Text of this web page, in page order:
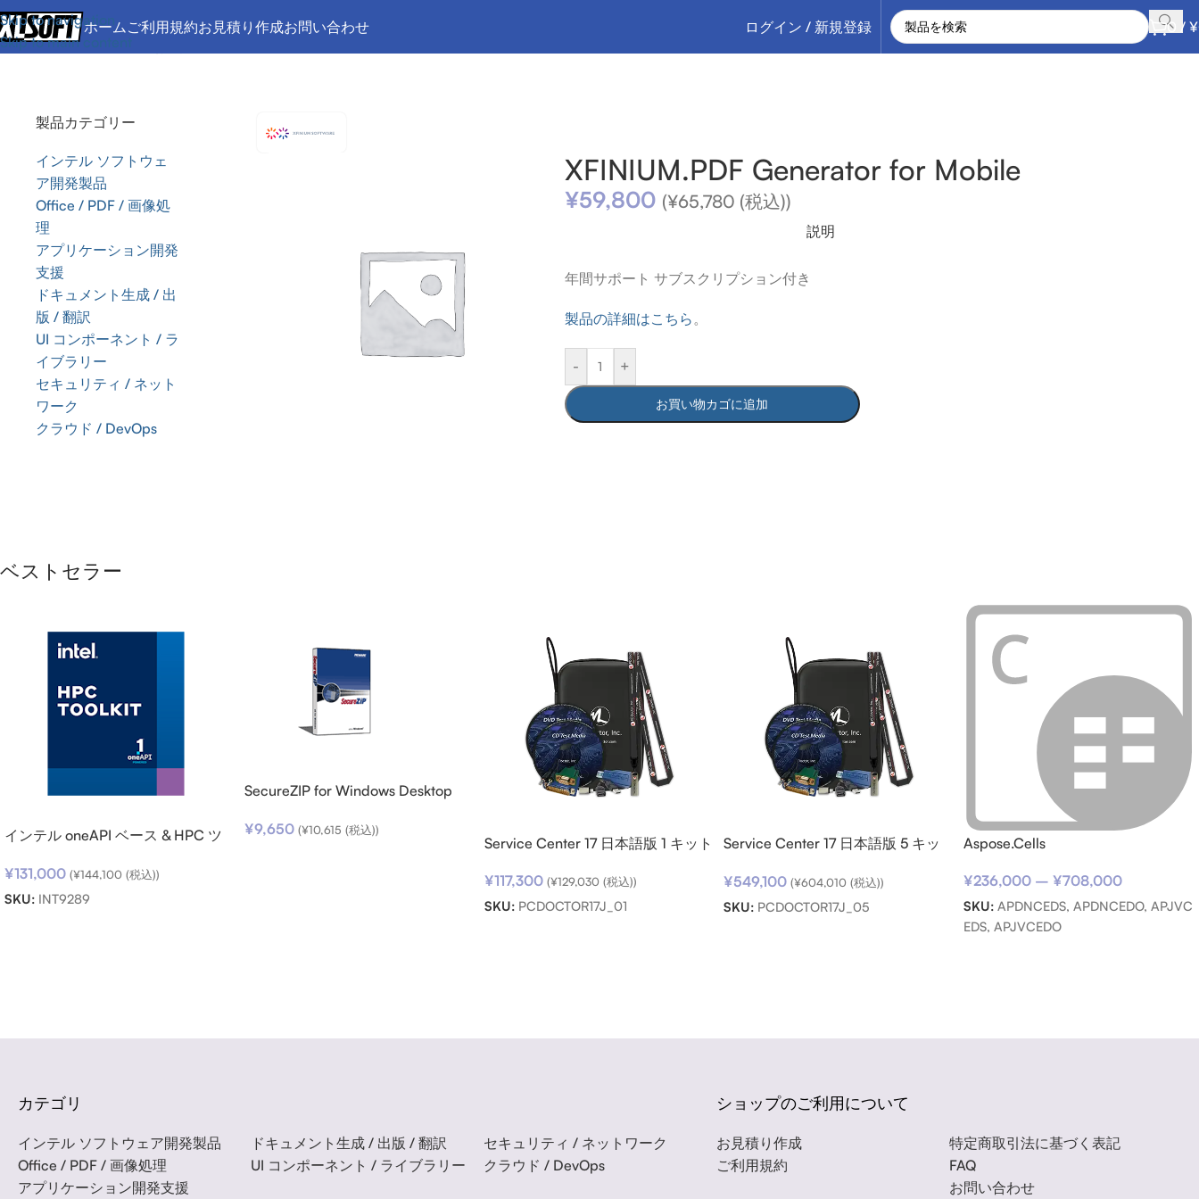
Skip to navigation
Skip to main content
ホーム ご利用規約お見積り作成お問い合わせ ログイン / 新規登録 0 / ¥
ホーム/Office / PDF / 画像処理
製品カテゴリー
インテル ソフトウェ
ア開発製品
Office / PDF / 画像処
理
アプリケーション開発
支援
ドキュメント生成 / 出
版 / 翻訳
UI コンポーネント / ラ
イブラリー
セキュリティ / ネット
ワーク
クラウド / DevOps
XFINIUM.PDF Generator for Mobile
¥59,800 (¥65,780 (税込))
説明
年間サポート サブスクリプション付き
製品の詳細はこちら 。
- +
お買い物カゴに追加
ベストセラー
インテル oneAPI ベース & HPC ツ
(期限内更新用)
¥131,000 (¥144,100 (税込))
SKU: INT9289
SecureZIP for Windows Desktop
¥9,650 (¥10,615 (税込))
Service Center 17 日本語版 1 キット
¥117,300 (¥129,030(税込))
SKU: PCDOCTOR17J_01
Service Center 17 日本語版 5 キッ
¥549,100 (¥604,010 (税込))
SKU: PCDOCTOR17J_05
Aspose.Cells
¥236,000 –¥708,000
SKU:APDNCEDS, APDNCEDO, APJVC
EDS, APJVCEDO
カテゴリ
インテル ソフトウェア開発製品
Office / PDF / 画像処理
アプリケーション開発支援
ドキュメント生成 / 出版 / 翻訳
UI コンポーネント / ライブラリー
セキュリティ / ネットワーク
クラウド / DevOps
ショップのご利用について
お見積り作成
ご利用規約
特定商取引法に基づく表記
FAQ
お問い合わせ